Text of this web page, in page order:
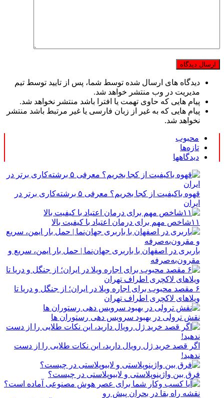
دیدگاه های ارسال شده توسط شما، پس از تایید توسط تیم
مدیریت در وب منتشر خواهد شد.
پیام هایی که حاوی تهمت یا افترا باشد منتشر نخواهد شد.
پیام هایی که به غیر از زبان فارسی یا غیر مرتبط باشد منتشر
نخواهد شد.
محبوب
تازه‌ها
دیدگاهها
قهوه باکیفیت از کجا بخریم؟ معرفی ۵ برشته‌کاری برتر در
ایران
۱۱شاخص مهم برای درمان اعتیاد با کیفیت بالا
باربری در اصفهان با باربری جهان‌نما | حمل بار ایمن، سریع و
مقرون‌به‌صرفه
۶ مقصد محبوب برای اجاره ویلا در ایران؛ از جنگل و دریا تا
ویلاهای لاکچری اطراف تهران
نقش ترولی در بهبود سرویس دهی رستوران ها
اگر قصد خرید ژل رویال دارید، این نکات طلایی را از دست
ندهید!
فرق بین واژینوپلاستی و لابیوپلاستی در چیست؟